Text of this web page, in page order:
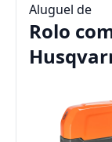
Aluguel de
Rolo